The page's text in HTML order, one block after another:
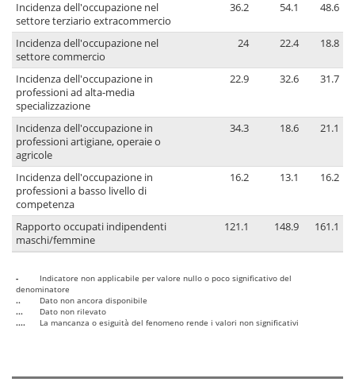
Incidenza dell'occupazione nel
settore terziario extracommercio
36.2 54.1 48.6
Incidenza dell'occupazione nel
settore commercio
24 22.4 18.8
Incidenza dell'occupazione in
professioni ad alta-media
specializzazione
22.9 32.6 31.7
Incidenza dell'occupazione in
professioni artigiane, operaie o
agricole
34.3 18.6 21.1
Incidenza dell'occupazione in
professioni a basso livello di
competenza
16.2 13.1 16.2
Rapporto occupati indipendenti
maschi/femmine
121.1 148.9 161.1
-
Indicatore non applicabile per valore nullo o poco significativo del
denominatore
..
Dato non ancora disponibile
...
Dato non rilevato
....
La mancanza o esiguità del fenomeno rende i valori non significativi